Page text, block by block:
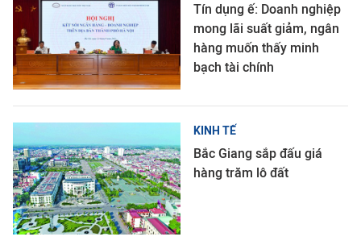
Tín dụng ế: Doanh nghiệp
mong lãi suất giảm, ngân
hàng muốn thấy minh
bạch tài chính
KINH TẾ
Bắc Giang sắp đấu giá
hàng trăm lô đất